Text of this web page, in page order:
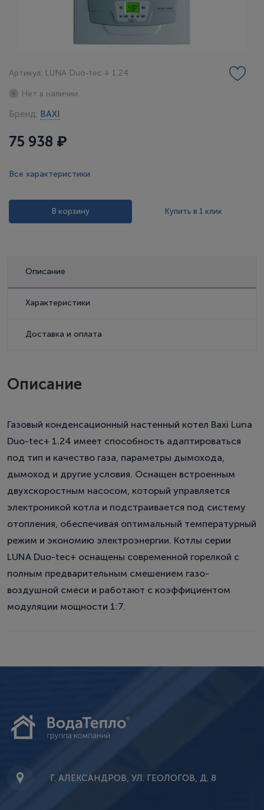
Артикул: LUNA Duo-tec + 1.24
Нет в наличии
Бренд: BAXI
75 938 ₽
Все характеристики
В корзину Купить в 1 клик
Описание
Характеристики
Доставка и оплата
Описание
Газовый конденсационный настенный котел Baxi Luna
Duo-tec+ 1.24 имеет способность адаптироваться
под тип и качество газа, параметры дымохода,
дымоход и другие условия. Оснащен встроенным
двухскоростным насосом, который управляется
электроникой котла и подстраивается под систему
отопления, обеспечивая оптимальный температурный
режим и экономию электроэнергии. Котлы серии
LUNA Duo-tec+ оснащены современной горелкой с
полным предварительным смешением газо-
воздушной смеси и работают с коэффициентом
модуляции мощности 1:7.
Г. АЛЕКСАНДРОВ, УЛ. ГЕОЛОГОВ, Д. 8